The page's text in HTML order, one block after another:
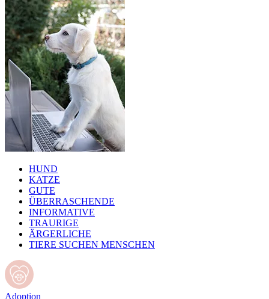
HUND
KATZE
GUTE
ÜBERRASCHENDE
INFORMATIVE
TRAURIGE
ÄRGERLICHE
TIERE SUCHEN MENSCHEN
Adoption